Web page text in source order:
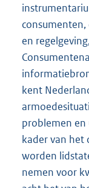
en
kent
problemen
kader van het
worden
nemen voor